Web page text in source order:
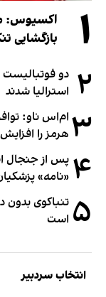
۱
اکسیوس:
بازگشایی
۲ استرالیا شدند
۳ ام‌اس ناو:
هرمز را
۴ پس از جنجال
«نامه»
۵ تنباکوی بدون
است
انتخاب سردبیر